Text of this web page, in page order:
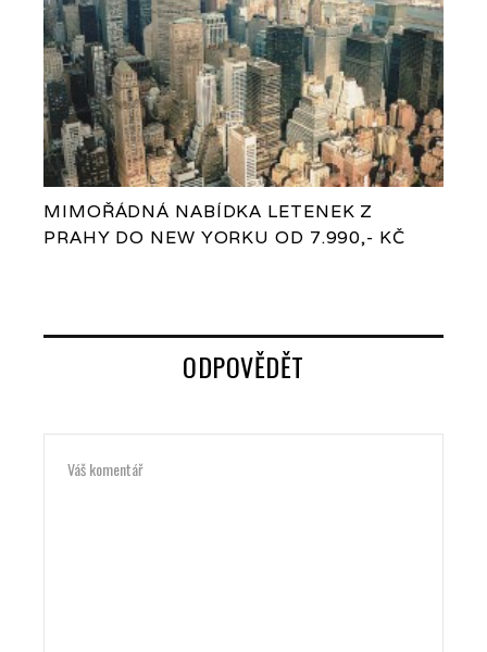
MIMOŘÁDNÁ NABÍDKA LETENEK Z
PRAHY DO NEW YORKU OD 7.990,- KČ
ODPOVĚDĚT